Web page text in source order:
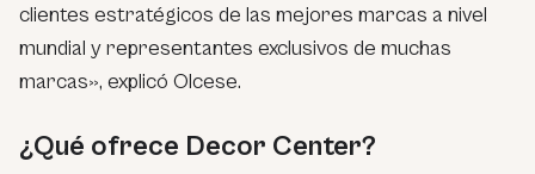
clientes estratégicos de las mejores marcas a nivel
mundial y representantes exclusivos de muchas
marcas», explicó Olcese.
¿Qué ofrece Decor Center?